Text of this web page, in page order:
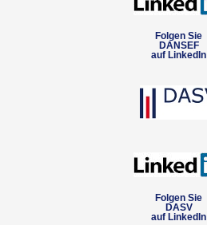
Folgen Sie
DANSEF
auf LinkedIn
Folgen Sie
DASV
auf LinkedIn